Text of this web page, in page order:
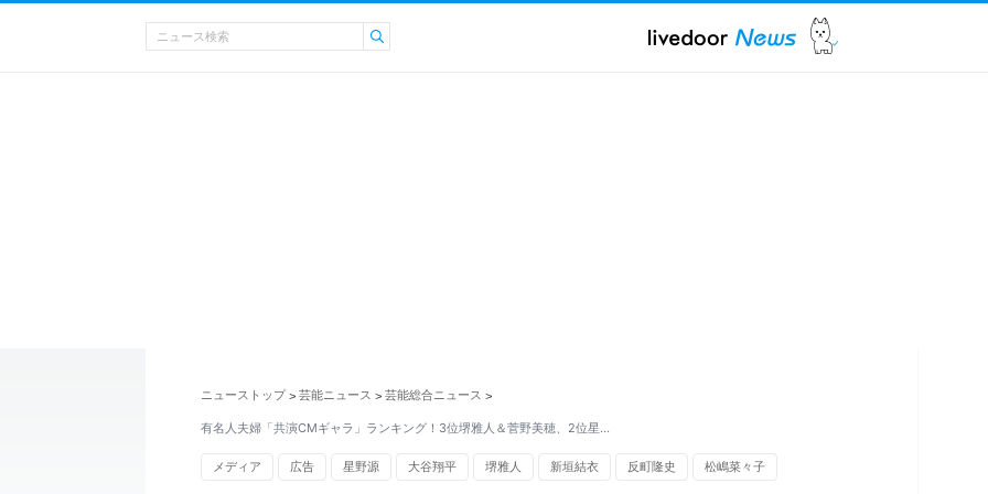
ニューストップ > 芸能ニュース > 芸能総合ニュース >
有名人夫婦「共演CMギャラ」ランキング！3位堺雅人＆菅野美穂、2位星…
メディア 広告 星野源 大谷翔平 堺雅人 新垣結衣 反町隆史 松嶋菜々子